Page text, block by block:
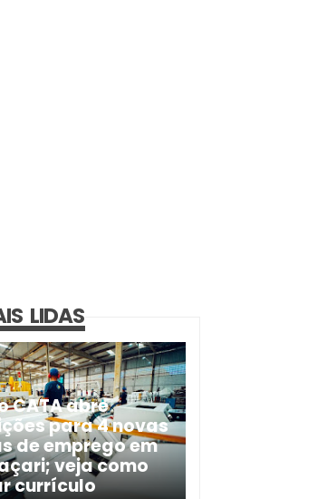
LIDAS
CATA abre
para 4 novas
de emprego em
veja como
currículo